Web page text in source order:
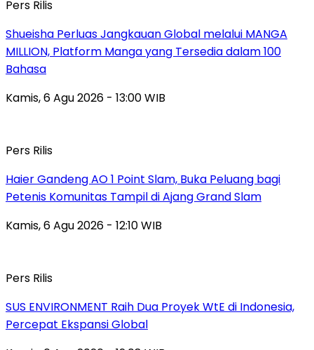
Pers Rilis
Shueisha Perluas Jangkauan Global melalui MANGA
MILLION, Platform Manga yang Tersedia dalam 100
Bahasa
Kamis, 6 Agu 2026 - 13:00 WIB
Pers Rilis
Haier Gandeng AO 1 Point Slam, Buka Peluang bagi
Petenis Komunitas Tampil di Ajang Grand Slam
Kamis, 6 Agu 2026 - 12:10 WIB
Pers Rilis
SUS ENVIRONMENT Raih Dua Proyek WtE di Indonesia,
Percepat Ekspansi Global